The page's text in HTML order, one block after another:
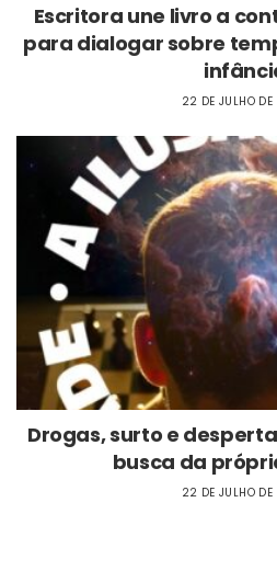
Escritora une livro a
para dialogar sobre
22 DE JULHO
Drogas, surto e
busca da
22 DE JULHO